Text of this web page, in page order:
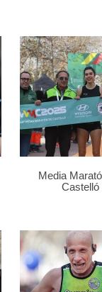
Media
Castelló